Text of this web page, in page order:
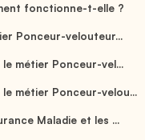
fonctionne-t-elle ?
Ponceur-velouteur...
le métier Ponceur-vel...
le métier Ponceur-velou...
Maladie et les ...